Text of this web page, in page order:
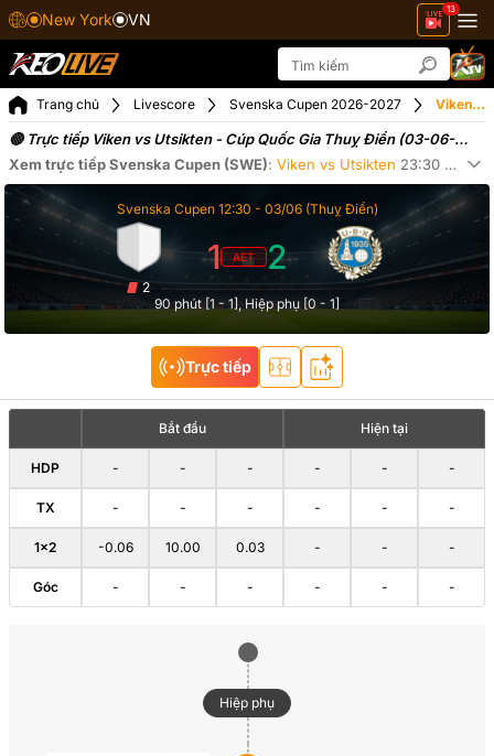
New York VN
13
Trang chủ Livescore Svenska Cupen 2026-2027 Viken vs Utsikten ngày 03-06-2026
🔴 Trực tiếp Viken vs Utsikten - Cúp Quốc Gia Thuỵ Điển (03-06-
2026)
Xem trực tiếpSvenska Cupen (SWE): Viken vs Utsikten 23:30
Svenska Cupen 12:30 - 03/06(Thuỵ Điển)
2
1 AET 2
90 phút [1 - 1], Hiệp phụ [0 - 1]
Trực tiếp
Bắt đầu Hiện tại
HDP - - - - - -
TX - - - - - -
1×2 -0.06 10.00 0.03 - - -
Góc - - - - - -
Hiệp phụ